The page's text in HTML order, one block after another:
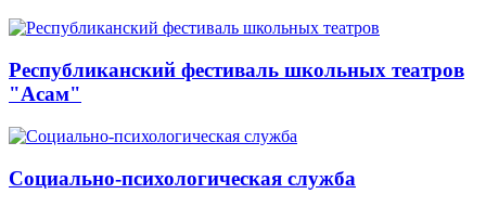
Республиканский фестиваль школьных театров
"Асам"
Социально-психологическая служба